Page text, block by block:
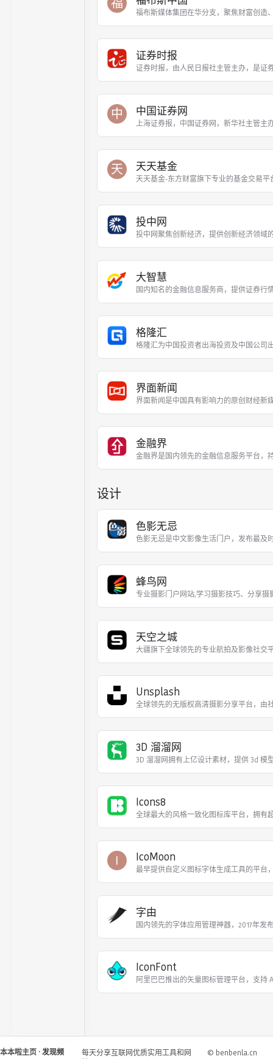
福布斯媒体集团在华分支，聚焦财富创造
证券时报
证券时报，由人民日报社主管主办，是证
中 中国证券网
上海证券报，中国证券网，新华社主管主
天 天天基金
天天基金-东方财富旗下专业的基金交易平
投中网
投中网聚焦创新经济，提供创新经济领域
大智慧
国内知名的金融信息服务商，提供证券行
格隆汇
格隆汇为中国投资者出海投资及中国公司
界面新闻
界面新闻是中国具有影响力的原创财经新
金融界
金融界是国内领先的金融信息服务平台，
设计
色影无忌
色影无忌是中文影像生活门户，发布最及
蜂鸟网
专业摄影门户网站,学习摄影技巧、分享摄
天空之城
大疆旗下全球领先的专业航拍及影像社交
Unsplash
全球领先的无版权高清摄影分享平台，由
3D 溜溜网
3D 溜溜网拥有上亿设计素材，提供 3d 模
Icons8
全球最大的风格一致化图标库平台，拥有
I IcoMoon
最早提供自定义图标字体生成工具的平台
字由
国内领先的字体应用管理神器，2017年发
IconFont
阿里巴巴推出的矢量图标管理平台，支持
本本啦主页 · 发现频
每天分享互联网优质实用工具和网
© benbenla.cn